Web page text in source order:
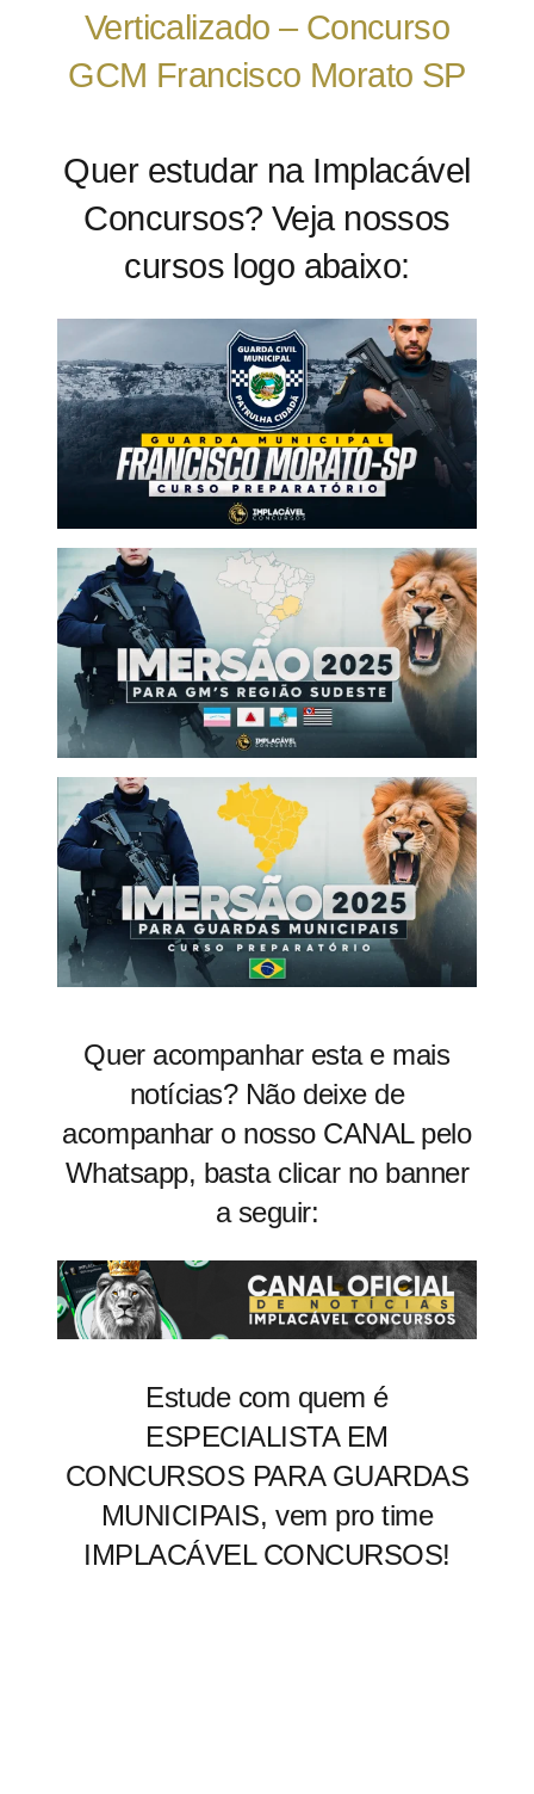
Verticalizado – Concurso
GCM Francisco Morato SP
Quer estudar na Implacável
Concursos? Veja nossos
cursos logo abaixo:
Quer acompanhar esta e mais
notícias? Não deixe de
acompanhar o nosso CANAL pelo
Whatsapp, basta clicar no banner
a seguir:
Estude com quem é
ESPECIALISTA EM
CONCURSOS PARA GUARDAS
MUNICIPAIS, vem pro time
IMPLACÁVEL CONCURSOS!